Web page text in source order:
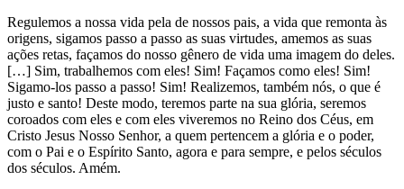
Regulemos a nossa vida pela de nossos pais, a vida que remonta às
origens, sigamos passo a passo as suas virtudes, amemos as suas
ações retas, façamos do nosso gênero de vida uma imagem do deles.
[…] Sim, trabalhemos com eles! Sim! Façamos como eles! Sim!
Sigamo-los passo a passo! Sim! Realizemos, também nós, o que é
justo e santo! Deste modo, teremos parte na sua glória, seremos
coroados com eles e com eles viveremos no Reino dos Céus, em
Cristo Jesus Nosso Senhor, a quem pertencem a glória e o poder,
com o Pai e o Espírito Santo, agora e para sempre, e pelos séculos
dos séculos. Amém.